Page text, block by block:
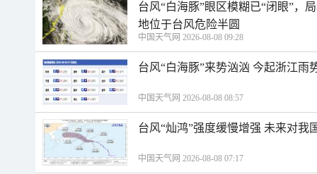
台风“白海豚”眼区模糊已“闭眼”，
地位于台风危险半圆
中国天气网 2026-08-08 09:28
台风“白海豚”来势汹汹 今起浙江雨
中国天气网 2026-08-08 08:57
台风“灿鸿”强度缓慢增强 未来对我
中国天气网 2026-08-08 07:17